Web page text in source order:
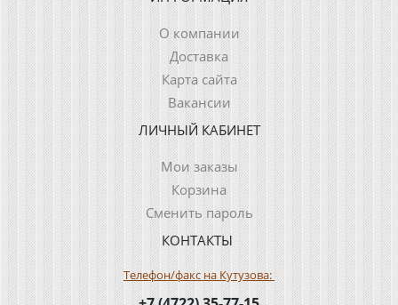
О компании
Доставка
Карта сайта
Вакансии
ЛИЧНЫЙ КАБИНЕТ
Мои заказы
Корзина
Сменить пароль
КОНТАКТЫ
Телефон/факс на Кутузова: